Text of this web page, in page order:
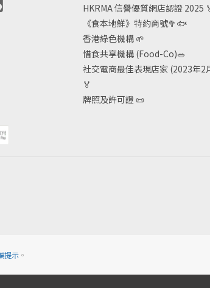
HKRMA 信譽優質網店認證 2025
《食本地鮮》特約商號🥦🐟
香港綠色機構🌱
惜食共享機構 (Food-Co)🥗
社交電商最佳表現店家 (2023年2
🏅
牌照及許可證📜
提示。